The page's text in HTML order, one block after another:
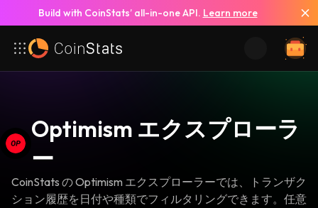
Build with CoinStats’ all-in-one API. Learn more
Optimism エクスプローラ
ー
CoinStats の Optimism エクスプローラーでは、トランザク
ション履歴を日付や種類でフィルタリングできます。任意